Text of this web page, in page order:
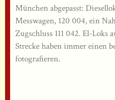
München abgepasst:
Messwagen, 120 004, ein
Zugschluss 111 042. El-
Strecke haben immer einen
fotografieren.